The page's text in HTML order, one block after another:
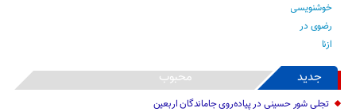
جدید محبوب
تجلی شور حسینی در پیاده‌روی جاماندگان اربعین